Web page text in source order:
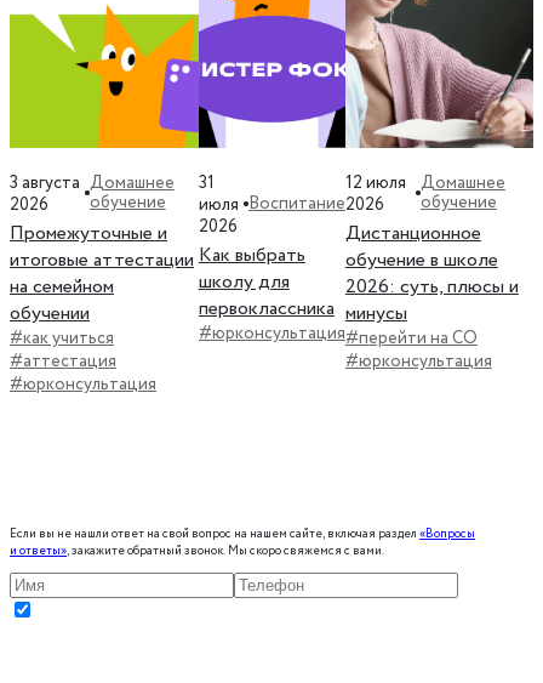
3 августа
2026
Домашнее
обучение
Промежуточные и
итоговые аттестации
на семейном
обучении
#как учиться
#аттестация
#юрконсультация
31
июля
2026
Воспитание
Как выбрать
школу для
первоклассника
#юрконсультация
12 июля
2026
Домашнее
обучение
Дистанционное
обучение в школе
2026: суть, плюсы и
минусы
#перейти на СО
#юрконсультация
Если вы не нашли ответ на свой вопрос на нашем сайте, включая раздел «Вопросы
и ответы», закажите обратный звонок. Мы скоро свяжемся с вами.